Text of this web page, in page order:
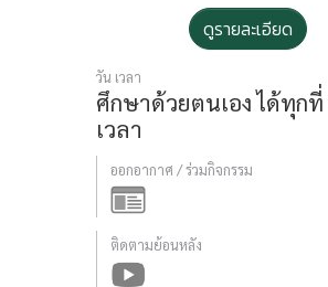
ดูรายละเอียด
วัน เวลา
ศึกษาด้วยตนเองได้ทุก
เวลา
ออกอากาศ / ร่วมกิจกรรม
ติดตามย้อนหลัง